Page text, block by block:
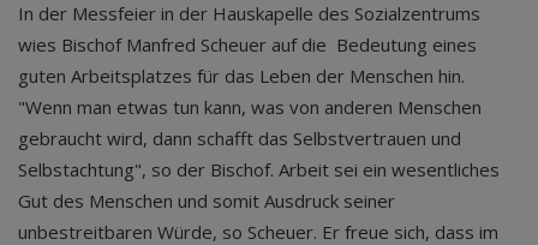
In der Messfeier in der Hauskapelle des Sozialzentrums
wies Bischof Manfred Scheuer auf die Bedeutung eines
guten Arbeitsplatzes für das Leben der Menschen hin.
"Wenn man etwas tun kann, was von anderen Menschen
gebraucht wird, dann schafft das Selbstvertrauen und
Selbstachtung", so der Bischof. Arbeit sei ein wesentliches
Gut des Menschen und somit Ausdruck seiner
unbestreitbaren Würde, so Scheuer. Er freue sich, dass im